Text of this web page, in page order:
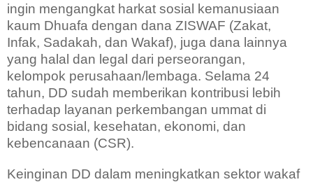
ingin mengangkat harkat sosial kemanusiaan
kaum Dhuafa dengan dana ZISWAF (Zakat,
Infak, Sadakah, dan Wakaf), juga dana lainnya
yang halal dan legal dari perseorangan,
kelompok perusahaan/lembaga. Selama 24
tahun, DD sudah memberikan kontribusi lebih
terhadap layanan perkembangan ummat di
bidang sosial, kesehatan, ekonomi, dan
kebencanaan (CSR).
Keinginan DD dalam meningkatkan sektor wakaf